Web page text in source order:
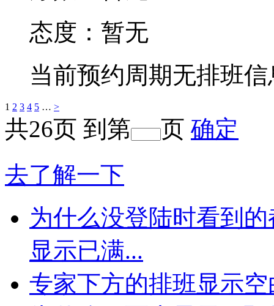
态度： 暂无
当前预约周期无排班信
1 2 3 4 5 … >
共26页 到第 页 确定
去了解一下
为什么没登陆时看到
显示已满...
专家下方的排班显示